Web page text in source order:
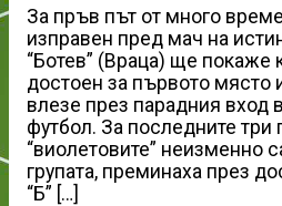
За пръв път от много
изправен пред мач на
“Ботев” (Враца) ще покаже
достоен за първото място
влезе през парадния вход
футбол. За последните три
“виолетовите” неизменно
групата, преминаха през
“Б” […]